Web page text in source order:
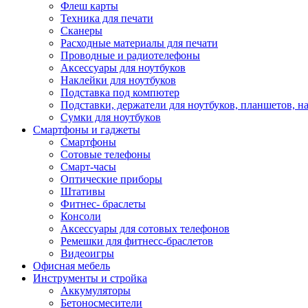
Флеш карты
Техника для печати
Сканеры
Расходные материалы для печати
Проводные и радиотелефоны
Аксессуары для ноутбуков
Наклейки для ноутбуков
Подставка под компютер
Подставки, держатели для ноутбуков, планшетов,
Сумки для ноутбуков
Смартфоны и гаджеты
Смартфоны
Сотовые телефоны
Смарт-часы
Оптические приборы
Штативы
Фитнес- браслеты
Консоли
Аксессуары для сотовых телефонов
Ремешки для фитнесс-браслетов
Видеоигры
Офисная мебель
Инструменты и стройка
Аккумуляторы
Бетоносмесители